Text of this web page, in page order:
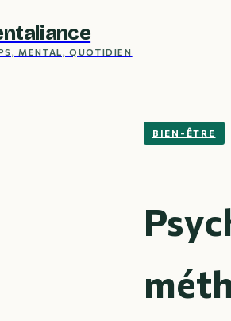
MENTAL, QUOTIDIEN
BIEN-ÊTRE